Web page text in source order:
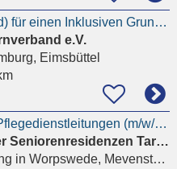
Pflegekraft (m/w/d) für einen Inklusiven Grundschulstandort
e.V.
Eimsbüttel
Stellvertretende Pflegedienstleitungen (m/w/d) in Worpswede
Specht & Tegeler Seniorenresidenzen Tarmstedt Gmbh
in Worpswede, Mevenstedt